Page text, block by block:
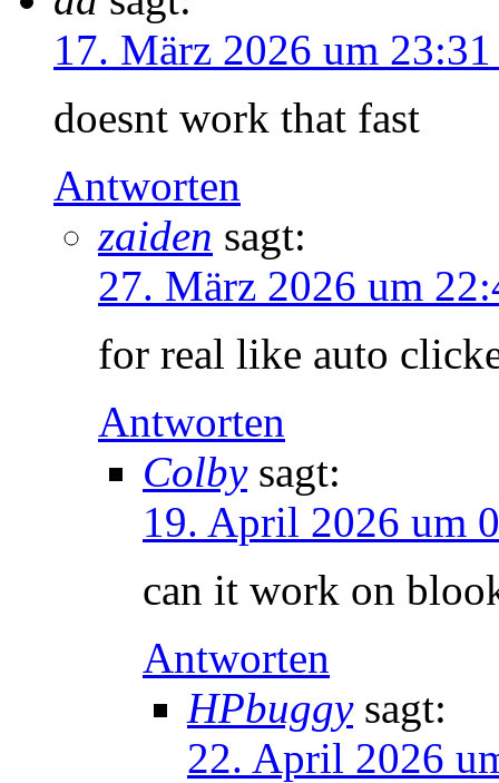
17. März 2026 um
doesnt work that fast
Antworten
zaiden sagt:
27. März 2026 um
for real like auto
Antworten
Colby sagt:
19. April 2026 um
can it work on
Antworten
HPbuggy sagt:
22. April 2026